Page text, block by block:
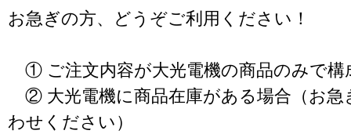
お急ぎの方、どうぞご利用ください！
① ご注文内容が大光電機の商品のみで構
② 大光電機に商品在庫がある場合（お急
わせください）